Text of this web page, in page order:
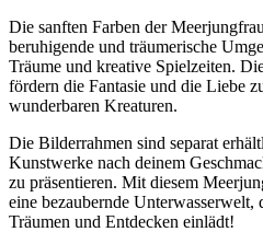
Die sanften Farben der
beruhigende und träumerische
Träume und kreative Spielzeiten.
fördern die Fantasie und die Liebe
wunderbaren Kreaturen.
Die Bilderrahmen sind separat
Kunstwerke nach deinem
zu präsentieren. Mit diesem
eine bezaubernde
Träumen und Entdecken einlädt!